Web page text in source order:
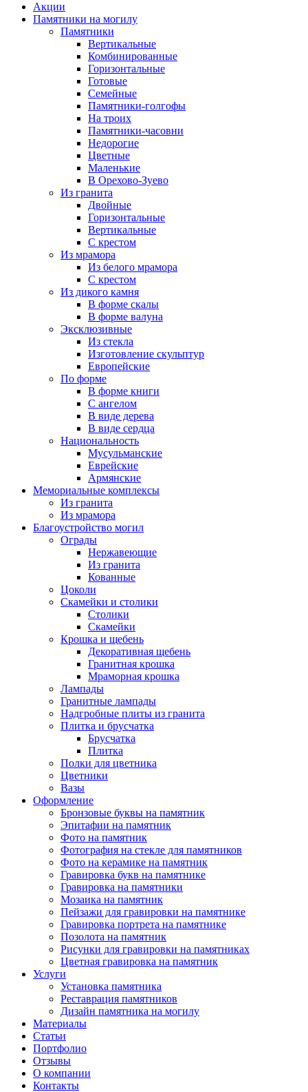
Акции
Памятники на могилу
Памятники
Вертикальные
Комбинированные
Горизонтальные
Готовые
Семейные
Памятники-голгофы
На троих
Памятники-часовни
Недорогие
Цветные
Маленькие
В Орехово-Зуево
Из гранита
Двойные
Горизонтальные
Вертикальные
С крестом
Из мрамора
Из белого мрамора
С крестом
Из дикого камня
В форме скалы
В форме валуна
Эксклюзивные
Из стекла
Изготовление скульптур
Европейские
По форме
В форме книги
С ангелом
В виде дерева
В виде сердца
Национальность
Мусульманские
Еврейские
Армянские
Мемориальные комплексы
Из гранита
Из мрамора
Благоустройство могил
Ограды
Нержавеющие
Из гранита
Кованные
Цоколи
Скамейки и столики
Столики
Скамейки
Крошка и щебень
Декоративная щебень
Гранитная крошка
Мраморная крошка
Лампады
Гранитные лампады
Надгробные плиты из гранита
Плитка и брусчатка
Брусчатка
Плитка
Полки для цветника
Цветники
Вазы
Оформление
Бронзовые буквы на памятник
Эпитафии на памятник
Фото на памятник
Фотография на стекле для памятников
Фото на керамике на памятник
Гравировка букв на памятнике
Гравировка на памятники
Мозаика на памятник
Пейзажи для гравировки на памятнике
Гравировка портрета на памятнике
Позолота на памятник
Рисунки для гравировки на памятниках
Цветная гравировка на памятник
Услуги
Установка памятника
Реставрация памятников
Дизайн памятника на могилу
Материалы
Статьи
Портфолио
Отзывы
О компании
Контакты